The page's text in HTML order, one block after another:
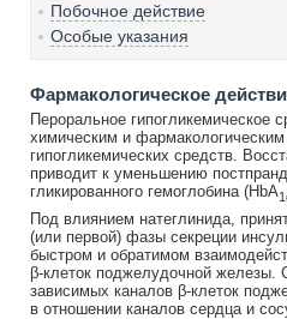
Побочное действие
Особые указания
Фармакологическое
Пероральное гипогликемическое
химическим и
гипогликемических средств.
приводит к уменьшению
гликированного гемоглобина (HbA
Под влиянием натеглинида,
(или первой) фазы секреции
быстром и обратимом
β-клеток поджелудочной железы.
зависимых каналов β-клеток
в отношении каналов сердца и